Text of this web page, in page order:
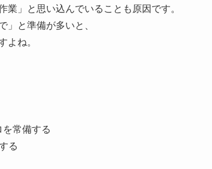
」と思い込んでいることも原因です。
」と準備が多いと、
よね。
常備する
る